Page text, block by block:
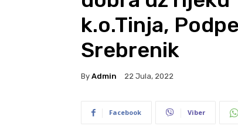
k.o.Tinja,
Srebrenik
By Admin 22 Jula, 2022
Facebook Viber